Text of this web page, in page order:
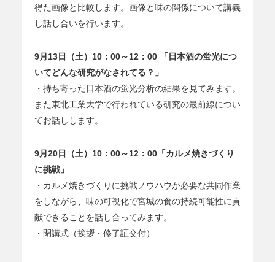
得た画像と比較します。画像と味の関係について講義
し話し合いを行います。
9月13日（土）10：00～12：00 「日本酒の蛍光につ
いてどんな研究がなされてる？」
・持ち寄った日本酒の蛍光分析の結果を見てみます。
また東北工業大学で行われている研究の最前線につい
てお話しします。
9月20日（土）10：00～12：00「カルメ焼きづくり
に挑戦」
・カルメ焼きづくりに挑戦ノウハウが必要な共同作業
をしながら、味の可視化で宮城の食の持続可能性に貢
献できることを話し合ってみます。
・閉講式（挨拶・修了証交付）